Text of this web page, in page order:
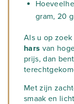
gram, 20
Als u op
hars van
prijs, dan
Met zijn
smaak en